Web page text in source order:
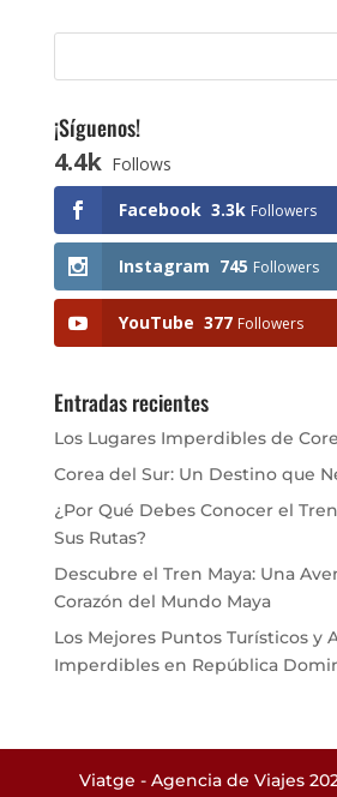
¡Síguenos!
4.4k Follows
Facebook 3.3k Followers
Instagram 745 Followers
YouTube 377 Followers
Entradas recientes
Los Lugares Imperdibles de
Corea del Sur: Un Destino que
¿Por Qué Debes Conocer el
Sus Rutas?
Descubre el Tren Maya: Una
Corazón del Mundo Maya
Los Mejores Puntos Turísticos y
Imperdibles en República
Viatge - Agencia de Viajes